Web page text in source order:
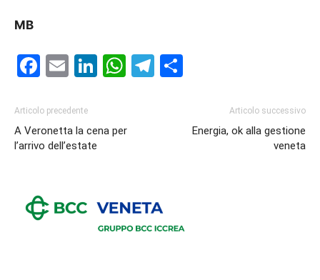
MB
Facebook
EmailLinkedIn
WhatsApp
Telegram
Articolo precedente
A Veronetta la cena per
l’arrivo dell’estate
Articolo successivo
Energia, ok alla gestione
veneta